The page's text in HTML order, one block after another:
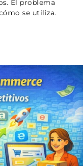
El problema
se utiliza.